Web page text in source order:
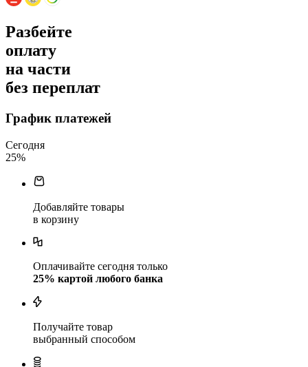
Разбейте
оплату
на части
без переплат
График платежей
Сегодня
25%
Добавляйте товары
в корзину
Оплачивайте сегодня только
25% картой любого банка
Получайте товар
выбранный способом